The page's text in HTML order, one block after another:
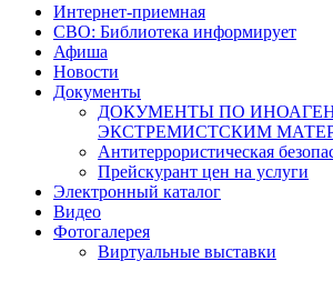
Интернет-приемная
СВО: Библиотека информирует
Афиша
Новости
Документы
ДОКУМЕНТЫ ПО
ЭКСТРЕМИСТСКИМ
Антитеррористическая
Прейскурант цен на услуги
Электронный каталог
Видео
Фотогалерея
Виртуальные выставки